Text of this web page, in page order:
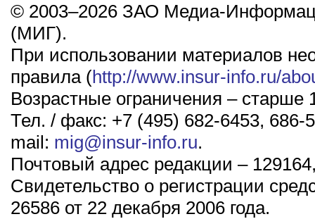
© 2003–2026 ЗАО Медиа-
(МИГ).
При использовании материалов
правила (http://www.insur-info.ru/
Возрастные ограничения – старше
Тел. / факс: +7 (495) 682-6453, 686-
mail: mig@insur-info.ru.
Почтовый адрес редакции –
Свидетельство о регистрации
26586 от 22 декабря 2006 года.